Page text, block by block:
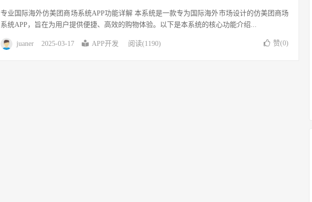
专业国际海外仿美团商场系统APP功能详解 本系统是一款专为国际海外市场设计的仿美团商场
系统APP，旨在为用户提供便捷、高效的购物体验。以下是本系统的核心功能介绍...
juaner 2025-03-17 APP开发 阅读(1190) 赞(0)